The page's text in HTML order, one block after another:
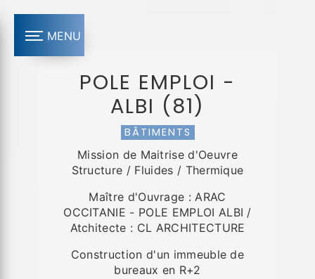
MENU
POLE EMPLOI -
ALBI (81)
BÂTIMENTS
Mission de Maitrise d'Oeuvre
Structure / Fluides / Thermique
Maître d'Ouvrage : ARAC
OCCITANIE - POLE EMPLOI ALBI /
Atchitecte : CL ARCHITECTURE
Construction d'un immeuble de
bureaux en R+2